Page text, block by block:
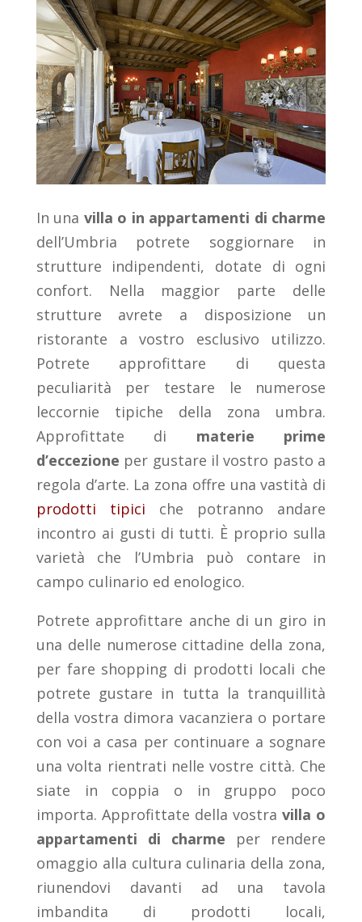
In una villa o in appartamenti di charme
dell’Umbria potrete soggiornare in
strutture indipendenti, dotate di ogni
confort. Nella maggior parte delle
strutture avrete a disposizione un
ristorante a vostro esclusivo utilizzo.
Potrete approfittare di questa
peculiarità per testare le numerose
leccornie tipiche della zona umbra.
Approfittate di materie prime
d’eccezione per gustare il vostro pasto a
regola d’arte. La zona offre una vastità di
prodotti tipici che potranno andare
incontro ai gusti di tutti. È proprio sulla
varietà che l’Umbria può contare in
campo culinario ed enologico.
Potrete approfittare anche di un giro in
una delle numerose cittadine della zona,
per fare shopping di prodotti locali che
potrete gustare in tutta la tranquillità
della vostra dimora vacanziera o portare
con voi a casa per continuare a sognare
una volta rientrati nelle vostre città. Che
siate in coppia o in gruppo poco
importa. Approfittate della vostra villa o
appartamenti di charme per rendere
omaggio alla cultura culinaria della zona,
riunendovi davanti ad una tavola
imbandita di prodotti locali,